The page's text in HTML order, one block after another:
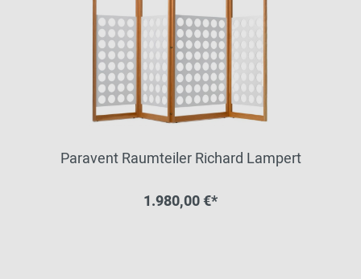
Paravent Raumteiler Richard Lampert
1.980,00 €*